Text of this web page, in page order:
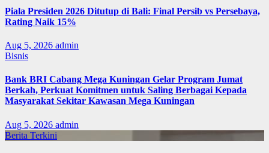
Piala Presiden 2026 Ditutup di Bali: Final Persib vs Persebaya,
Rating Naik 15%
Aug 5, 2026 admin
Bisnis
Bank BRI Cabang Mega Kuningan Gelar Program Jumat
Berkah, Perkuat Komitmen untuk Saling Berbagai Kepada
Masyarakat Sekitar Kawasan Mega Kuningan
Aug 5, 2026 admin
Berita Terkini